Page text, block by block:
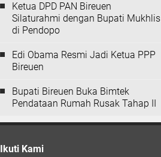
Ketua DPD PAN Bireuen
Silaturahmi dengan Bupati Mukhlis
di Pendopo
Edi Obama Resmi Jadi Ketua PPP
Bireuen
Bupati Bireuen Buka Bimtek
Pendataan Rumah Rusak Tahap II
Ikuti Kami